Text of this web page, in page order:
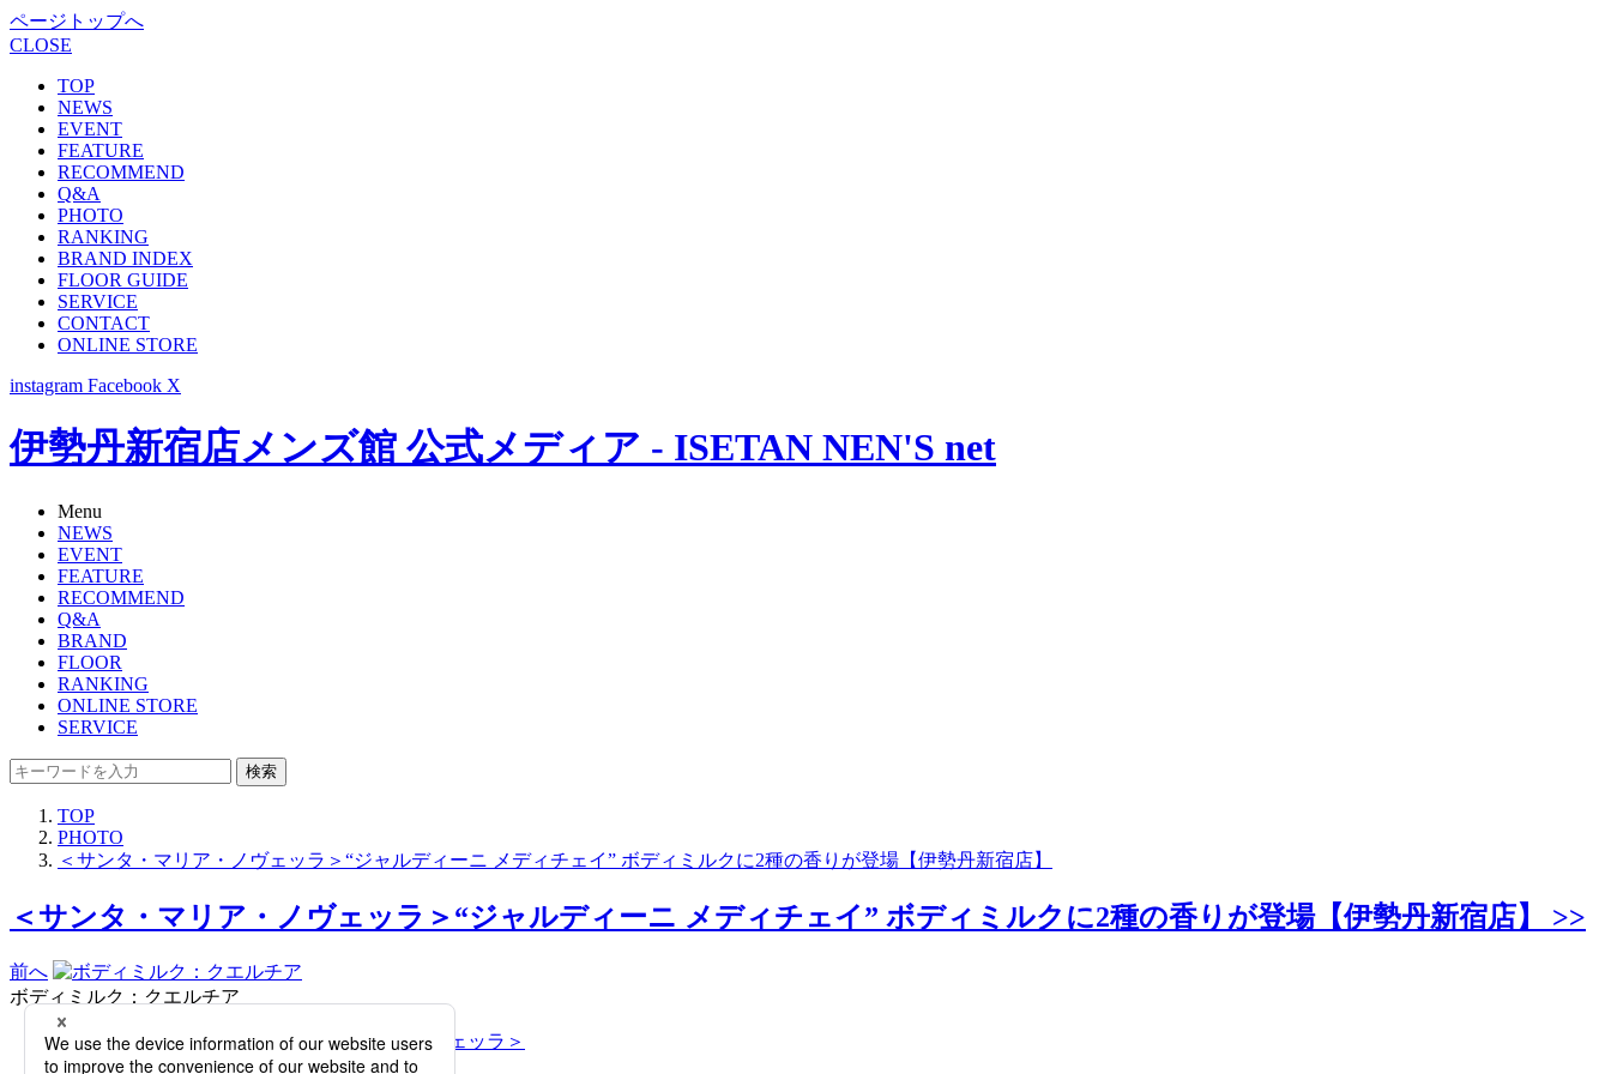
ページトップへ
CLOSE
TOP
NEWS
EVENT
FEATURE
RECOMMEND
Q&A
PHOTO
RANKING
BRAND INDEX
FLOOR GUIDE
SERVICE
CONTACT
ONLINE STORE
instagram Facebook X
伊勢丹新宿店メンズ館 公式メディア - ISETAN NEN'S net
Menu
NEWS
EVENT
FEATURE
RECOMMEND
Q&A
BRAND
FLOOR
RANKING
ONLINE STORE
SERVICE
検索
TOP
PHOTO
＜サンタ・マリア・ノヴェッラ＞“ジャルディーニ メディチェイ” ボディミルクに2種の香りが登場【伊勢丹新宿店】
＜サンタ・マリア・ノヴェッラ＞“ジャルディーニ メディチェイ” ボディミルクに2種の香りが登場【伊勢丹新宿店】 >>
前へ
ボディミルク：クエルチア